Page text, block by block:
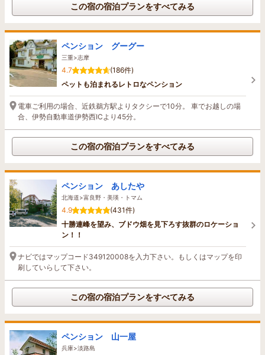
この宿の宿泊プランをすべてみる
ペンション グーグー
三重>志摩
4.7
(186件)
ペットも泊まれるレトロなペンション
電車ご利用の場合、近鉄鵜方駅よりタクシーで10分。 車でお越しの場
合、伊勢自動車道伊勢西ICより45分。
この宿の宿泊プランをすべてみる
ペンション あしたや
北海道>富良野・美瑛・トマム
4.9
(431件)
十勝連峰を望み、ブドウ畑を見下ろす抜群のロケーショ
ン！！
ナビではマップコード349120008を入力下さい。もしくはマップを印
刷していらして下さい。
この宿の宿泊プランをすべてみる
ペンション 山一屋
兵庫>淡路島